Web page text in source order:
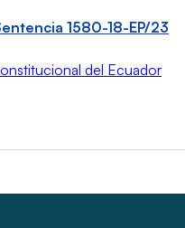
1580-18-EP/23
del Ecuador